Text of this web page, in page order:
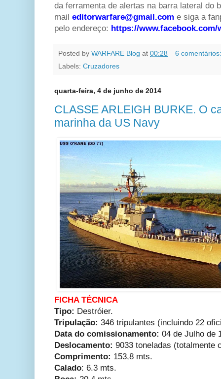
da ferramenta de alertas na barra lateral do
mail editorwarfare@gmail.com e siga a
pelo endereço: https://www.facebook.com/
Posted by WARFARE Blog at 00:28
6
Labels: Cruzadores
quarta-feira, 4 de junho de 2014
CLASSE ARLEIGH BURKE. O
marinha da US Navy
FICHA TÉCNICA
Tipo: Destróier.
Tripulação: 346 tripulantes (incluindo 22
Data do comissionamento: 04 de Julho de
Deslocamento: 9033 toneladas (totalmente
Comprimento: 153,8 mts.
Calado: 6.3 mts.